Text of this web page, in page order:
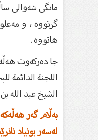
گرتووە ، و
هاتووە .
جا دەرکەوت
اللجنة الدائمة
الشيخ عبد الله
بەڵام گەر
لەسەر بونیاد